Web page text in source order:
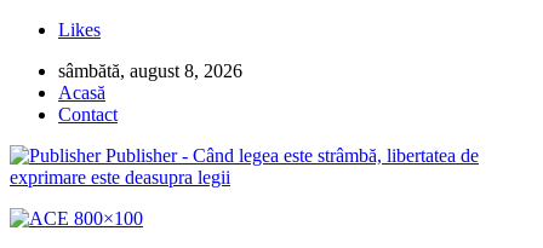
Likes
sâmbătă, august 8, 2026
Acasă
Contact
Publisher - Când legea este strâmbă, libertatea de
exprimare este deasupra legii